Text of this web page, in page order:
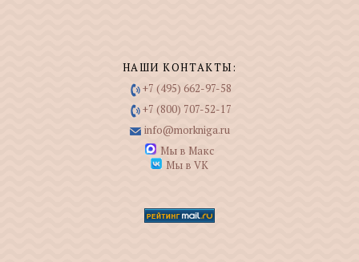
НАШИ КОНТАКТЫ:
+7 (495) 662-97-58
+7 (800) 707-52-17
info@morkniga.ru
Мы в Макс
Мы в VK